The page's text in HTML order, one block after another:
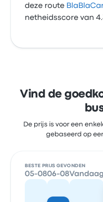
deze route
netheidsscore van
Vind de
De prijs is voor een
gebaseerd op
BESTE PRIJS GEVONDEN
05-0806-08